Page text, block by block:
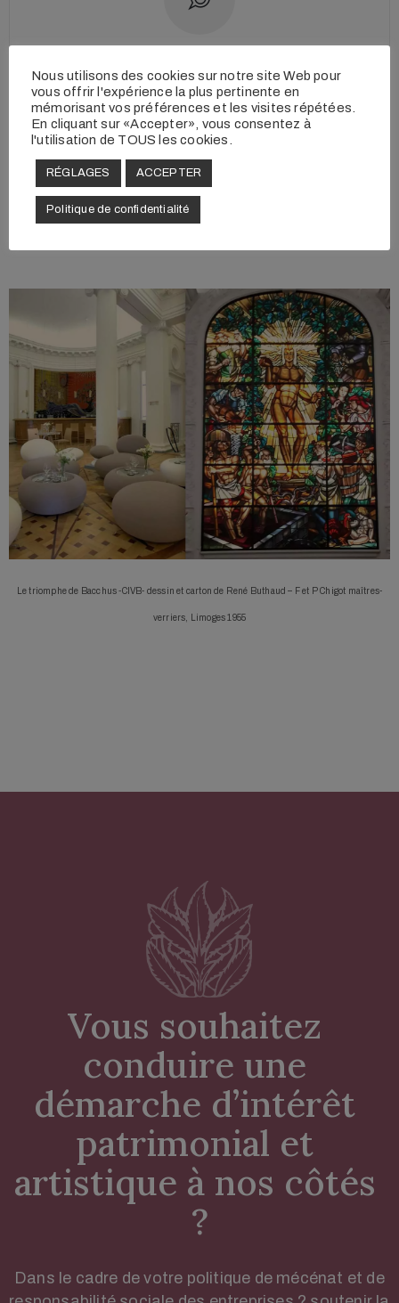
dont66%déductibles
quelque soit le montant du don
Le triomphe de Bacchus -CIVB- dessin et carton de René Buthaud – F et P Chigot maîtres-
verriers, Limoges 1955
Vous souhaitez
conduire une
démarche d’intérêt
patrimonial et
artistique à nos côtés
?
Dans le cadre de votre politique de mécénat et de
Nous utilisons des cookies sur notre site Web pour
vous offrir l'expérience la plus pertinente en
mémorisant vos préférences et les visites répétées.
En cliquant sur «Accepter», vous consentez à
l'utilisation de TOUS les cookies.
RÉGLAGES ACCEPTER
Politique de confidentialité